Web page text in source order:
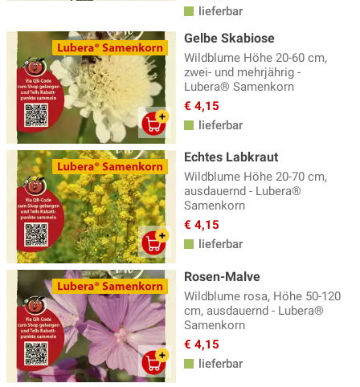
lieferbar
Gelbe Skabiose
Wildblume Höhe 20-60 cm,
zwei- und mehrjährig -
Lubera® Samenkorn
€ 4,15
lieferbar
Echtes Labkraut
Wildblume Höhe 20-70 cm,
ausdauernd - Lubera®
Samenkorn
€ 4,15
lieferbar
Rosen-Malve
Wildblume rosa, Höhe 50-120
cm, ausdauernd - Lubera®
Samenkorn
€ 4,15
lieferbar